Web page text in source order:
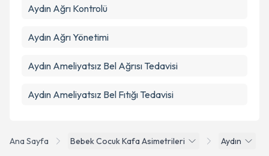
Ana Sayfa Bebek Cocuk Kafa Asimetrileri Aydın
Aydın Ağrı Kontrolü
Aydın Ağrı Yönetimi
Aydın Ameliyatsız Bel Ağrısı Tedavisi
Aydın Ameliyatsız Bel Fıtığı Tedavisi